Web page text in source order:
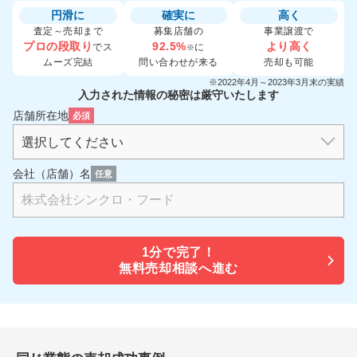
円滑に
査定～売却まで
プロの段取りでス
ムーズ完結
確実に
募集店舗の
92.5%※に
問い合わせが来る
高く
事業譲渡で
より高く
売却も可能
※2022年4月～2023年3月末の実績
入力された情報の秘密は厳守いたします
店舗所在地 必須
会社（店舗）名 任意
1分で完了！
無料売却相談へ進む